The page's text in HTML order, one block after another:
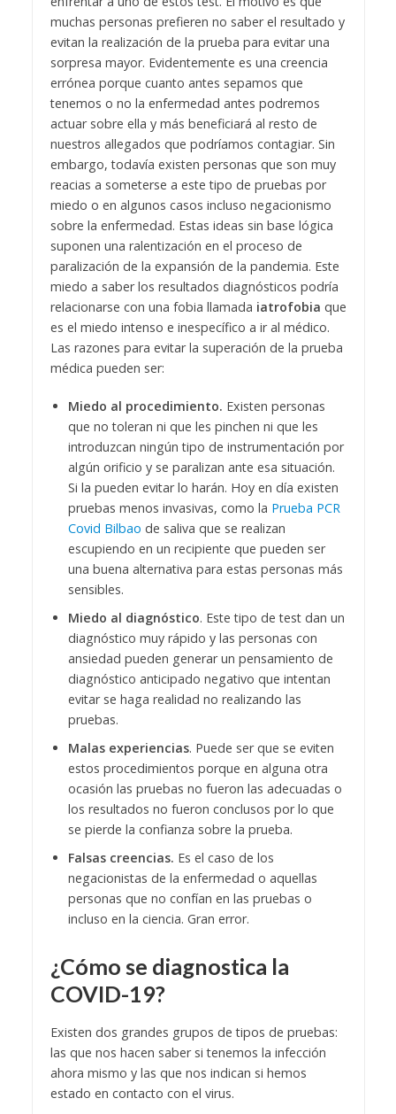
muchas personas prefieren no saber el resultado y
evitan la realización de la prueba para evitar una
sorpresa mayor. Evidentemente es una creencia
errónea porque cuanto antes sepamos que
tenemos o no la enfermedad antes podremos
actuar sobre ella y más beneficiará al resto de
nuestros allegados que podríamos contagiar. Sin
embargo, todavía existen personas que son muy
reacias a someterse a este tipo de pruebas por
miedo o en algunos casos incluso negacionismo
sobre la enfermedad. Estas ideas sin base lógica
suponen una ralentización en el proceso de
paralización de la expansión de la pandemia. Este
miedo a saber los resultados diagnósticos podría
relacionarse con una fobia llamada iatrofobia que
es el miedo intenso e inespecífico a ir al médico.
Las razones para evitar la superación de la prueba
médica pueden ser:
Miedo al procedimiento. Existen personas
que no toleran ni que les pinchen ni que les
introduzcan ningún tipo de instrumentación por
algún orificio y se paralizan ante esa situación.
Si la pueden evitar lo harán. Hoy en día existen
pruebas menos invasivas, como la Prueba PCR
Covid Bilbao de saliva que se realizan
escupiendo en un recipiente que pueden ser
una buena alternativa para estas personas más
sensibles.
Miedo al diagnóstico. Este tipo de test dan un
diagnóstico muy rápido y las personas con
ansiedad pueden generar un pensamiento de
diagnóstico anticipado negativo que intentan
evitar se haga realidad no realizando las
pruebas.
Malas experiencias. Puede ser que se eviten
estos procedimientos porque en alguna otra
ocasión las pruebas no fueron las adecuadas o
los resultados no fueron conclusos por lo que
se pierde la confianza sobre la prueba.
Falsas creencias. Es el caso de los
negacionistas de la enfermedad o aquellas
personas que no confían en las pruebas o
incluso en la ciencia. Gran error.
¿Cómo se diagnostica la
COVID-19?
Existen dos grandes grupos de tipos de pruebas:
las que nos hacen saber si tenemos la infección
ahora mismo y las que nos indican si hemos
estado en contacto con el virus.